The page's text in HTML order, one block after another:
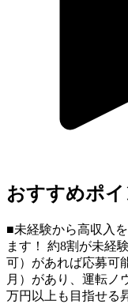
おすすめポイ
■未経験から高収入
ます！ 約8割が未経
可）があれば応募可
月）があり、運転ノ
万円以上も目指せる